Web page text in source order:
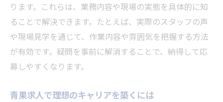
青果求人にチャレンジすべき人の傾向
青果求人を選ぶときに押さえたい注意点
青果求人選びで失敗しないポイント解説
青果求人で注意すべき職場環境の特徴
青果求人の労働条件をしっかり確認しよう
ります。これらは、業務内容や現場の実態を具体的に知
ることで解決できます。たとえば、実際のスタッフの声
や現場見学を通じて、作業内容や雰囲気を把握する方法
が有効です。疑問を事前に解消することで、納得して応
募しやすくなります。
青果求人で理想のキャリアを築くには